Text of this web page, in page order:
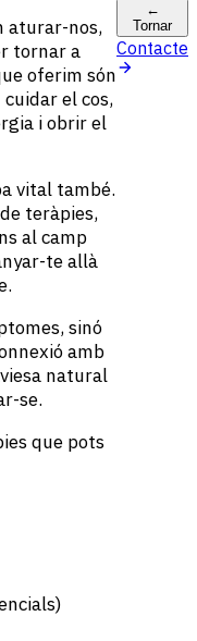
aturar-nos,
tornar a
oferim són
el cos,
i obrir el
vital també.
teràpies,
al camp
te allà
sinó
amb
natural
se.
que pots
←
Tornar
Contacte